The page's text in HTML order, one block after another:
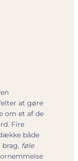
at gøre
om et af de
Fire
både
føle